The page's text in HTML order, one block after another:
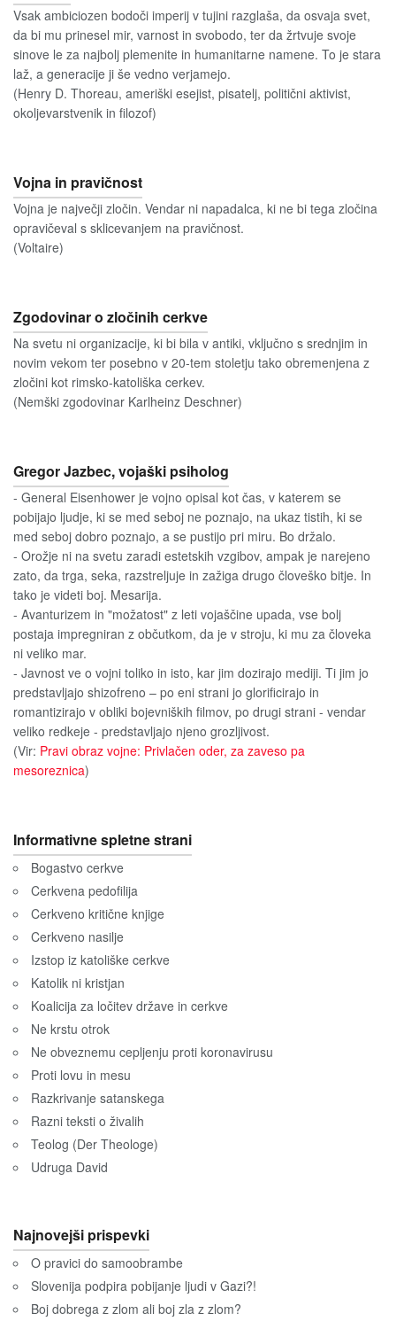
Vsak ambiciozen bodoči imperij v tujini razglaša, da osvaja svet,
da bi mu prinesel mir, varnost in svobodo, ter da žrtvuje svoje
sinove le za najbolj plemenite in humanitarne namene. To je stara
laž, a generacije ji še vedno verjamejo.
(Henry D. Thoreau, ameriški esejist, pisatelj, politični aktivist,
okoljevarstvenik in filozof)
Vojna in pravičnost
Vojna je največji zločin. Vendar ni napadalca, ki ne bi tega zločina
opravičeval s sklicevanjem na pravičnost.
(Voltaire)
Zgodovinar o zločinih cerkve
Na svetu ni organizacije, ki bi bila v antiki, vključno s srednjim in
novim vekom ter posebno v 20-tem stoletju tako obremenjena z
zločini kot rimsko-katoliška cerkev.
(Nemški zgodovinar Karlheinz Deschner)
Gregor Jazbec, vojaški psiholog
- General Eisenhower je vojno opisal kot čas, v katerem se
pobijajo ljudje, ki se med seboj ne poznajo, na ukaz tistih, ki se
med seboj dobro poznajo, a se pustijo pri miru. Bo držalo.
- Orožje ni na svetu zaradi estetskih vzgibov, ampak je narejeno
zato, da trga, seka, razstreljuje in zažiga drugo človeško bitje. In
tako je videti boj. Mesarija.
- Avanturizem in "možatost" z leti vojaščine upada, vse bolj
postaja impregniran z občutkom, da je v stroju, ki mu za človeka
ni veliko mar.
- Javnost ve o vojni toliko in isto, kar jim dozirajo mediji. Ti jim jo
predstavljajo shizofreno – po eni strani jo glorificirajo in
romantizirajo v obliki bojevniških filmov, po drugi strani - vendar
veliko redkeje - predstavljajo njeno grozljivost.
(Vir: Pravi obraz vojne: Privlačen oder, za zaveso pa
mesoreznica)
Informativne spletne strani
Bogastvo cerkve
Cerkvena pedofilija
Cerkveno kritične knjige
Cerkveno nasilje
Izstop iz katoliške cerkve
Katolik ni kristjan
Koalicija za ločitev države in cerkve
Ne krstu otrok
Ne obveznemu cepljenju proti koronavirusu
Proti lovu in mesu
Razkrivanje satanskega
Razni teksti o živalih
Teolog (Der Theologe)
Udruga David
Najnovejši prispevki
O pravici do samoobrambe
Slovenija podpira pobijanje ljudi v Gazi?!
Boj dobrega z zlom ali boj zla z zlom?